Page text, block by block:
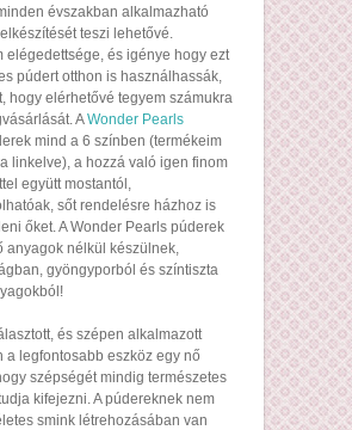
évszakban alkalmazható
teszi lehetővé.
elégedettsége, és igénye hogy ezt
púdert otthon is használhassák,
hogy elérhetővé tegyem számukra
AWonder Pearls
mind a 6 színben (termékeim
linkelve), a hozzá való igen finom
együtt mostantól,
sőt rendelésre házhoz is
őket. A Wonder Pearls púderek
anyagok nélkül készülnek,
gyöngyporból és színtiszta
és szépen alkalmazott
a legfontosabb eszköz egy nő
szépségét mindig természetes
kifejezni. A púdereknek nem
smink létrehozásában van